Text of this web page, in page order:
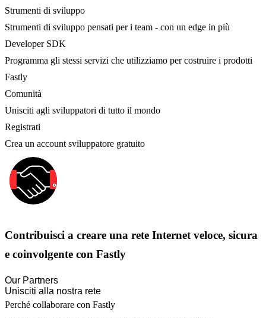
Strumenti di sviluppo
Strumenti di sviluppo pensati per i team - con un edge in più
Developer SDK
Programma gli stessi servizi che utilizziamo per costruire i prodotti
Fastly
Comunità
Unisciti agli sviluppatori di tutto il mondo
Registrati
Crea un account sviluppatore gratuito
Contribuisci a creare una rete Internet veloce, sicura
e coinvolgente con Fastly
Our Partners
Unisciti alla nostra rete
Perché collaborare con Fastly